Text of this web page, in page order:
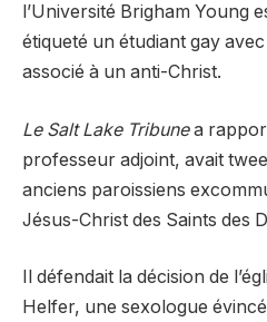
l’Université Brigham Young
étiqueté un étudiant gay
associé à un anti-Christ.
Le Salt Lake Tribunea
professeur adjoint, avait
anciens paroissiens
Jésus-Christ des Saints des
Il défendait la décision de
Helfer, une sexologue